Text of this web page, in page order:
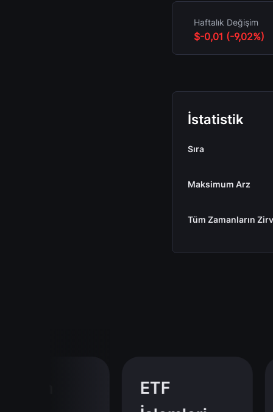
Haftalık Değişim
$-0,01 (-9,02%)
İstatistik
Sıra
Maksimum Arz
Tüm Zamanların
ETF